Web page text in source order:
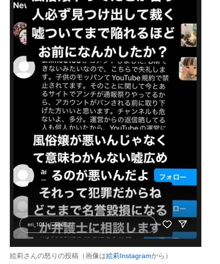
経営リーダーのコミュニティ
マーケ×ITの今がよく分かる
ITエンジニア向け専門サイト
企業向けIT製品の総合サイト
IT製品の技術・比較・事例
製造業のIT導入・活用を支援
モノづくり技術者専門サイト
エレクトロニクス専門サイト
電子設計の基本と応用
エネルギーの専門メディア
建設×テクノロジーの最前線
ちょっと気になるネットの話題
絵莉さんの怒りの投稿（画像は絵莉Instagramから）